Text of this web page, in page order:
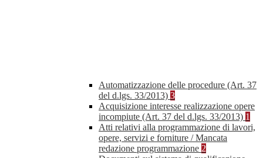
Automatizzazione delle procedure (Art. 37
del d.lgs. 33/2013) 3
Acquisizione interesse realizzazione opere
incompiute (Art. 37 del d.lgs. 33/2013) 1
Atti relativi alla programmazione di lavori,
opere, servizi e forniture / Mancata
redazione programmazione 2